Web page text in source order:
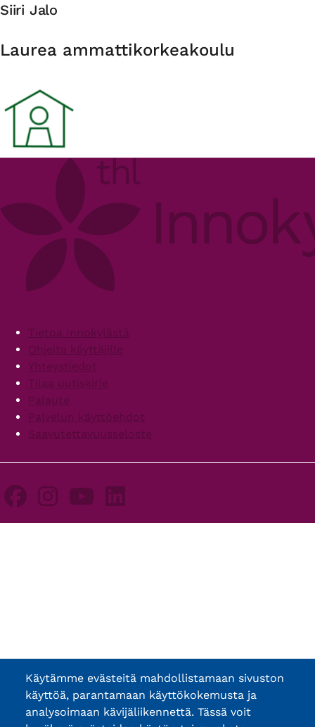
Siiri Jalo
Organisaatio
Laurea ammattikorkeakoulu
FooterTietoa Innokylästä
Ohjeita käyttäjille
Yhteystiedot
Tilaa uutiskirje
Palaute
Palvelun käyttöehdot
Saavutettavuusseloste
Käytämme evästeitä mahdollistamaan sivuston
käyttöä, parantamaan käyttökokemusta ja
analysoimaan kävijäliikennettä. Tässä voit